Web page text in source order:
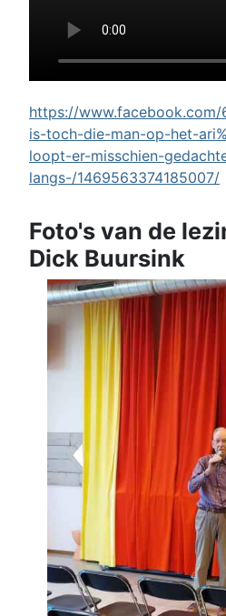
https://
is-toch-die-man-op-het-
loopt-er-misschien-
langs-/1469563374185007/
Foto's van de
Dick Buursink